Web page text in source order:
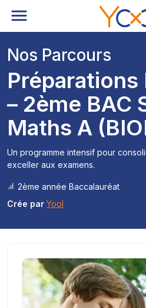
Nos Parcours
– 2ème BAC
Maths A
Un programme intensif pour
exceller aux examens.
2ème année Baccalauréat
Crée par Yool